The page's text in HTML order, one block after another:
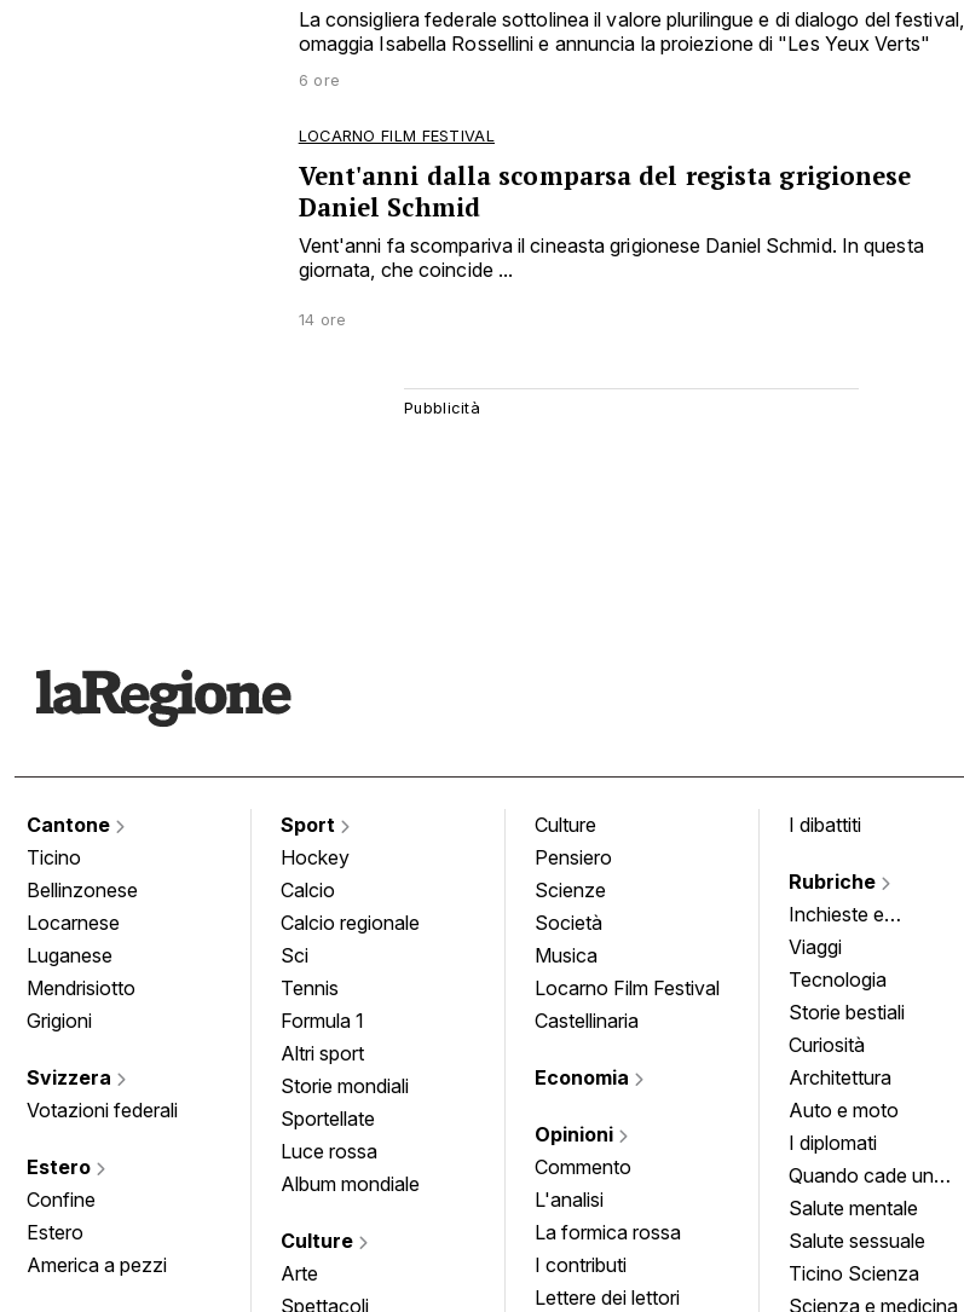
La consigliera federale sottolinea il valore plurilingue e di dialogo del festival,
omaggia Isabella Rossellini e annuncia la proiezione di "Les Yeux Verts"
6 ore
LOCARNO FILM FESTIVAL
Vent'anni dalla scomparsa del regista grigionese
Daniel Schmid
Vent'anni fa scompariva il cineasta grigionese Daniel Schmid. In questa
giornata, che coincide ...
14 ore
Cantone
Ticino
Bellinzonese
Locarnese
Luganese
Mendrisiotto
Grigioni
Svizzera
Votazioni federali
Estero
Confine
Estero
America a pezzi
Sport
Hockey
Calcio
Calcio regionale
Sci
Tennis
Formula 1
Altri sport
Storie mondiali
Sportellate
Luce rossa
Album mondiale
Culture
Arte
Spettacoli
Culture
Pensiero
Scienze
Società
Musica
Locarno Film Festival
Castellinaria
Economia
Opinioni
Commento
L'analisi
La formica rossa
I contributi
Lettere dei lettori
I dibattiti
Rubriche
Inchieste e
approfondimenti
Viaggi
Tecnologia
Storie bestiali
Curiosità
Architettura
Auto e moto
I diplomati
Quando cade un
quadro
Salute mentale
Salute sessuale
Ticino Scienza
Scienza e medicina